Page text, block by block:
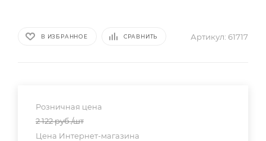
В ИЗБРАННОЕ СРАВНИТЬ Артикул: 61717
Розничная цена
2 122руб./шт
Цена Интернет-магазина